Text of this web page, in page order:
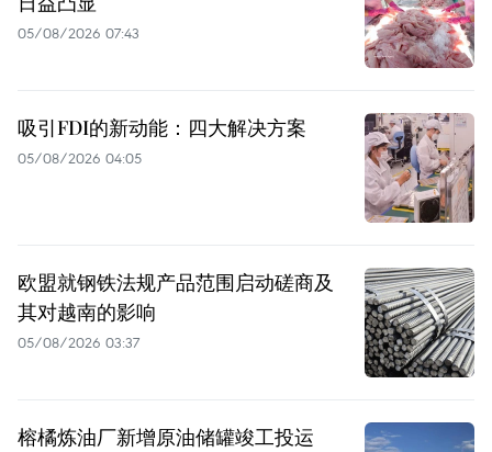
05/08/2026 07:43
吸引FDI的新动能：四大解决方案
05/08/2026 04:05
欧盟就钢铁法规产品范围启动磋商及
其对越南的影响
05/08/2026 03:37
榕橘炼油厂新增原油储罐竣工投运